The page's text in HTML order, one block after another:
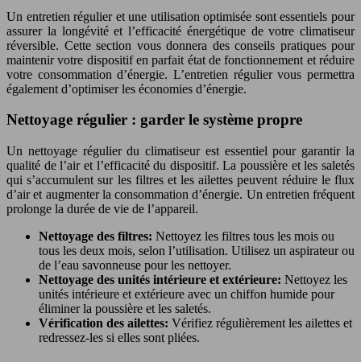
Un entretien régulier et une utilisation optimisée sont essentiels pour
assurer la longévité et l’efficacité énergétique de votre climatiseur
réversible. Cette section vous donnera des conseils pratiques pour
maintenir votre dispositif en parfait état de fonctionnement et réduire
votre consommation d’énergie. L’entretien régulier vous permettra
également d’optimiser les économies d’énergie.
Nettoyage régulier : garder le système propre
Un nettoyage régulier du climatiseur est essentiel pour garantir la
qualité de l’air et l’efficacité du dispositif. La poussière et les saletés
qui s’accumulent sur les filtres et les ailettes peuvent réduire le flux
d’air et augmenter la consommation d’énergie. Un entretien fréquent
prolonge la durée de vie de l’appareil.
Nettoyage des filtres: Nettoyez les filtres tous les mois ou
tous les deux mois, selon l’utilisation. Utilisez un aspirateur ou
de l’eau savonneuse pour les nettoyer.
Nettoyage des unités intérieure et extérieure: Nettoyez les
unités intérieure et extérieure avec un chiffon humide pour
éliminer la poussière et les saletés.
Vérification des ailettes: Vérifiez régulièrement les ailettes et
redressez-les si elles sont pliées.